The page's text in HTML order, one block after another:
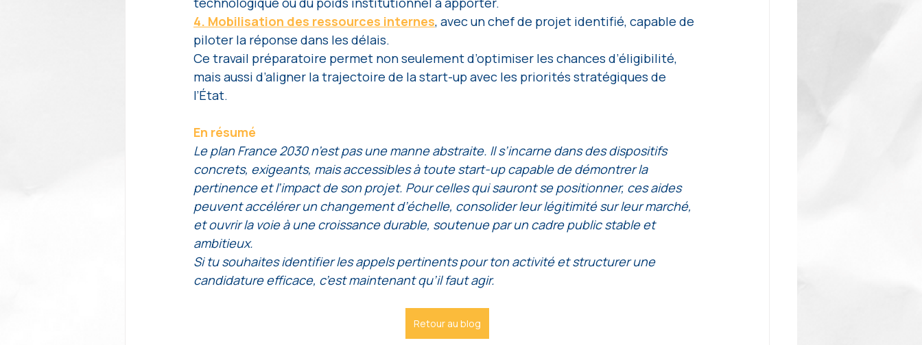
4. Mobilisation des ressources internes, avec un chef de projet identifié, capable de
piloter la réponse dans les délais.
Ce travail préparatoire permet non seulement d’optimiser les chances d’éligibilité,
mais aussi d’aligner la trajectoire de la start-up avec les priorités stratégiques de
l’État.
En résumé
Le plan France 2030 n’est pas une manne abstraite. Il s’incarne dans des dispositifs
concrets, exigeants, mais accessibles à toute start-up capable de démontrer la
pertinence et l’impact de son projet. Pour celles qui sauront se positionner, ces aides
peuvent accélérer un changement d’échelle, consolider leur légitimité sur leur marché,
et ouvrir la voie à une croissance durable, soutenue par un cadre public stable et
ambitieux.
Si tu souhaites identifier les appels pertinents pour ton activité et structurer une
candidature efficace, c’est maintenant qu’il faut agir.
Retour au blog